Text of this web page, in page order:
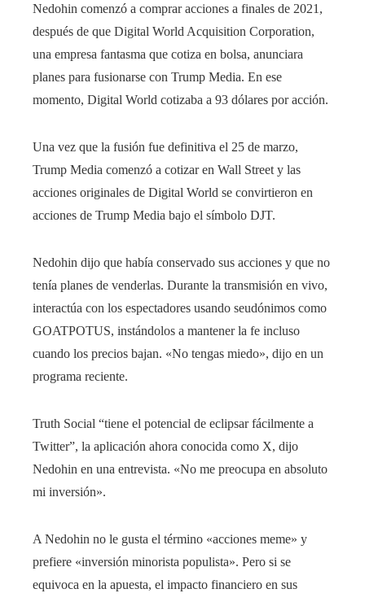
Nedohin comenzó a comprar acciones a finales de 2021,
después de que Digital World Acquisition Corporation,
una empresa fantasma que cotiza en bolsa, anunciara
planes para fusionarse con Trump Media. En ese
momento, Digital World cotizaba a 93 dólares por acción.
Una vez que la fusión fue definitiva el 25 de marzo,
Trump Media comenzó a cotizar en Wall Street y las
acciones originales de Digital World se convirtieron en
acciones de Trump Media bajo el símbolo DJT.
Nedohin dijo que había conservado sus acciones y que no
tenía planes de venderlas. Durante la transmisión en vivo,
interactúa con los espectadores usando seudónimos como
GOATPOTUS, instándolos a mantener la fe incluso
cuando los precios bajan. «No tengas miedo», dijo en un
programa reciente.
Truth Social “tiene el potencial de eclipsar fácilmente a
Twitter”, la aplicación ahora conocida como X, dijo
Nedohin en una entrevista. «No me preocupa en absoluto
mi inversión».
A Nedohin no le gusta el término «acciones meme» y
prefiere «inversión minorista populista». Pero si se
equivoca en la apuesta, el impacto financiero en sus